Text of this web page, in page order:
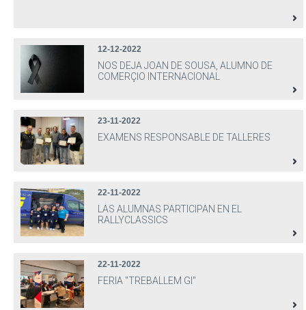
12-12-2022
NOS DEJA JOAN DE SOUSA, ALUMNO DE
COMERÇIO INTERNACIONAL
23-11-2022
EXAMENS RESPONSABLE DE TALLERES
22-11-2022
LAS ALUMNAS PARTICIPAN EN EL
RALLYCLASSICS
22-11-2022
FERIA "TREBALLEM GI"